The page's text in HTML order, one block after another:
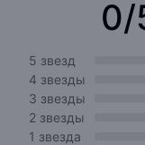
0/
5 звезд
4 звезды
3 звезды
2 звезды
1 звезда